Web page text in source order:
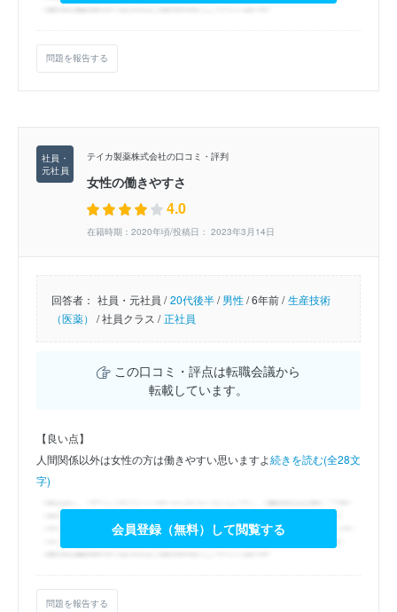
問題を報告する
テイカ製薬株式会社の口コミ・評判
女性の働きやすさ
4.0
在籍時期：2020年頃/投稿日： 2023年3月14日
回答者： 社員・元社員 / 20代後半/男性/6年前 / 生産技術
（医薬） /社員クラス / 正社員
この口コミ・評点は転職会議から
転載しています。
【良い点】
人間関係以外は女性の方は働きやすい思いますよ続きを読む(全28文
字)
会員登録（無料）して閲覧する
問題を報告する